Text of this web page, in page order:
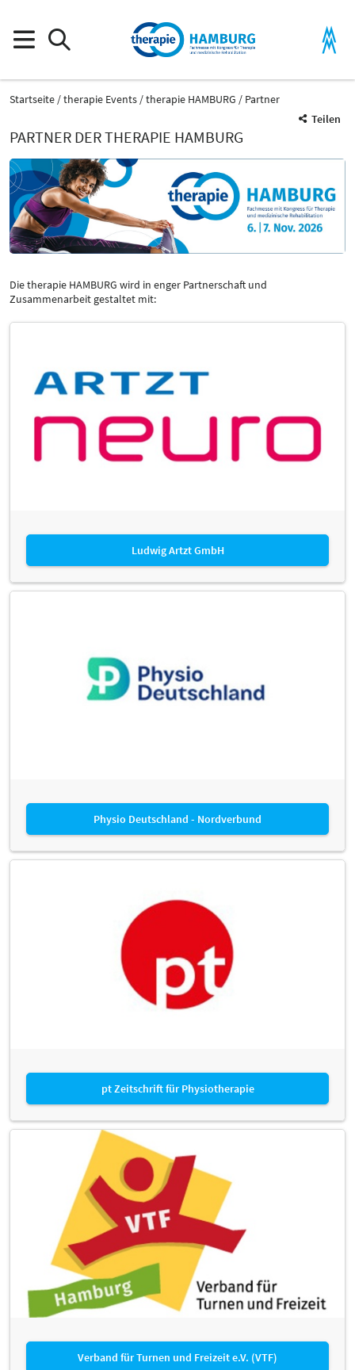
Startseite therapie Events therapie HAMBURG
Partner
Teilen
PARTNER DER THERAPIE HAMBURG
Die therapie HAMBURG wird in enger Partnerschaft und
Zusammenarbeit gestaltet mit:
Ludwig Artzt GmbH
Physio Deutschland - Nordverbund
pt Zeitschrift für Physiotherapie
Verband für Turnen und Freizeit e.V. (VTF)